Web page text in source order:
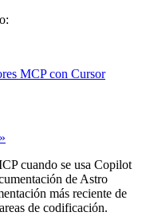
MCP con Cursor
cuando se usa Copilot
de Astro
más reciente de
de codificación.